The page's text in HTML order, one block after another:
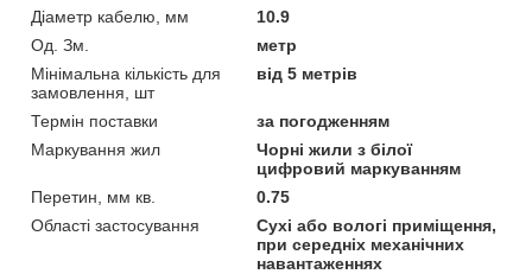
Діаметр кабелю, мм
10.9
Од. Зм.
метр
Мінімальна кількість для
замовлення, шт
від 5 метрів
Термін поставки
за погодженням
Маркування жил
Чорні жили з білої
цифровий маркуванням
Перетин, мм кв.
0.75
Області застосування
Сухі або вологі приміщення,
при середніх механічних
навантаженнях